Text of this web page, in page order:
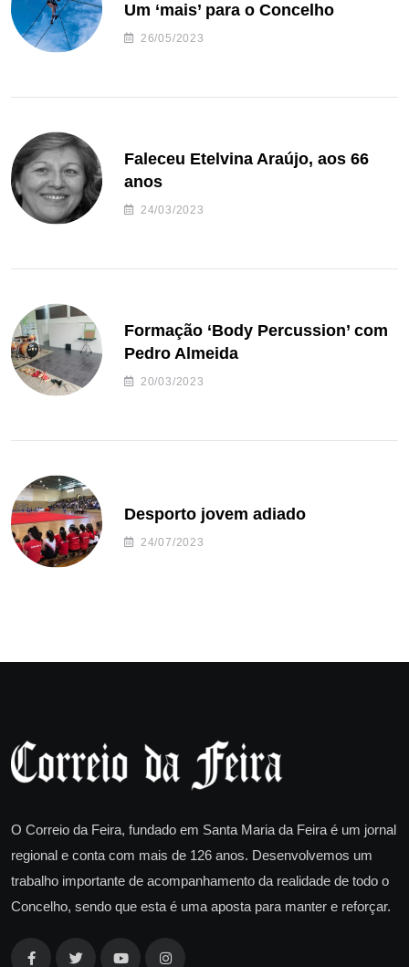
Um ‘mais’ para o Concelho
26/05/2023
Faleceu Etelvina Araújo, aos 66
anos
24/03/2023
Formação ‘Body Percussion’ com
Pedro Almeida
20/03/2023
Desporto jovem adiado
24/07/2023
O Correio da Feira, fundado em Santa Maria da Feira é um jornal
regional e conta com mais de 126 anos. Desenvolvemos um
trabalho importante de acompanhamento da realidade de todo o
Concelho, sendo que esta é uma aposta para manter e reforçar.